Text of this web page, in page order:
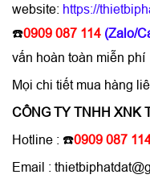
website: https://
☎️0909 087 114 (Zalo/
vấn hoàn toàn miễn phí
Mọi chi tiết mua hàng
CÔNG TY TNHH XNK
Hotline : ☎️0909 087
Email :